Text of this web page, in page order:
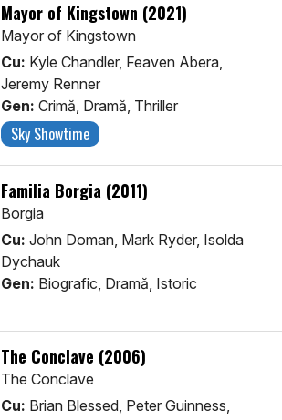
Mayor of Kingstown (2021)
Mayor of Kingstown
Cu: Kyle Chandler, Feaven Abera,
Jeremy Renner
Gen: Crimă, Dramă, Thriller
Sky Showtime
Familia Borgia (2011)
Borgia
Cu: John Doman, Mark Ryder, Isolda
Dychauk
Gen: Biografic, Dramă, Istoric
The Conclave (2006)
The Conclave
Cu: Brian Blessed, Peter Guinness,